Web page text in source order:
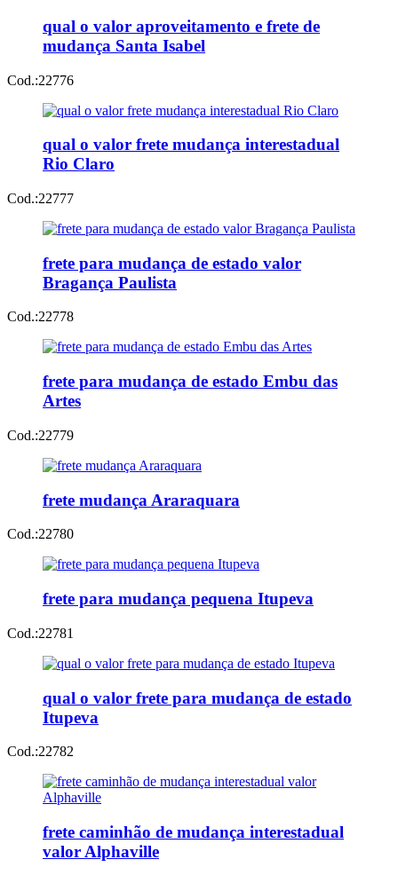
qual o valor aproveitamento e frete de
mudança Santa Isabel
Cod.:22776
qual o valor frete mudança interestadual
Rio Claro
Cod.:22777
frete para mudança de estado valor
Bragança Paulista
Cod.:22778
frete para mudança de estado Embu das
Artes
Cod.:22779
frete mudança Araraquara
Cod.:22780
frete para mudança pequena Itupeva
Cod.:22781
qual o valor frete para mudança de estado
Itupeva
Cod.:22782
frete caminhão de mudança interestadual
valor Alphaville